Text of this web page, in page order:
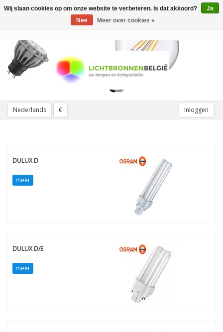
Nederlands € Inloggen
Toggle
DULUX D
meer
DULUX D/E
meer
Wij slaan cookies op om onze website te verbeteren. Is dat akkoord?
Ja
Nee
Meer over cookies »